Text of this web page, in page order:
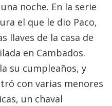
noche. En la serie
el que le dio Paco,
llaves de la casa de
en Cambados.
su cumpleaños, y
con varias menores
un chaval